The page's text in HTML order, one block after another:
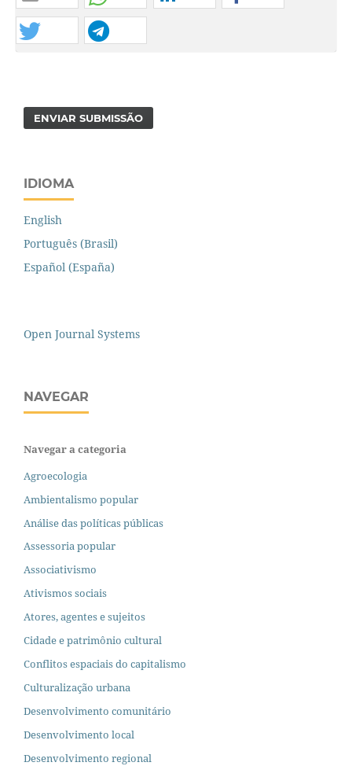
ENVIAR SUBMISSÃO
IDIOMA
English
Português (Brasil)
Español (España)
Open Journal Systems
NAVEGAR
Navegar a categoria
Agroecologia
Ambientalismo popular
Análise das políticas públicas
Assessoria popular
Associativismo
Ativismos sociais
Atores, agentes e sujeitos
Cidade e patrimônio cultural
Conflitos espaciais do capitalismo
Culturalização urbana
Desenvolvimento comunitário
Desenvolvimento local
Desenvolvimento regional